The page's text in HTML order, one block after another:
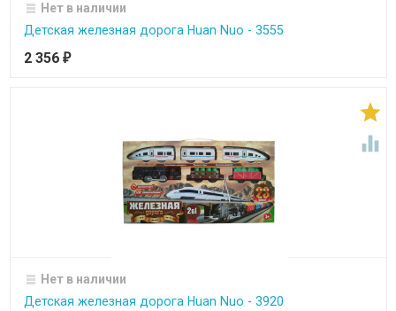
Нет в наличии
Детская железная дорога Huan Nuo - 3555
2 356 ₽


Нет в наличии
Детская железная дорога Huan Nuo - 3920